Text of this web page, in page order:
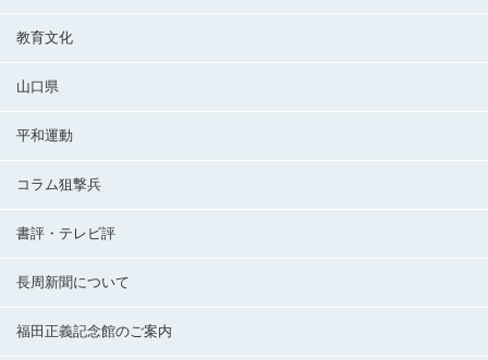
教育文化
山口県
平和運動
コラム狙撃兵
書評・テレビ評
長周新聞について
福田正義記念館のご案内